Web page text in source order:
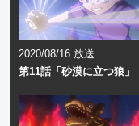
2020/08/16 放送
第11話「砂漠に立つ狼」